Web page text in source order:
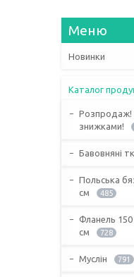
Новинки
Каталог
Розпродаж!
знижками!
Бавовняні
Польська
см
485
Фланель 150
см
728
Муслін 791